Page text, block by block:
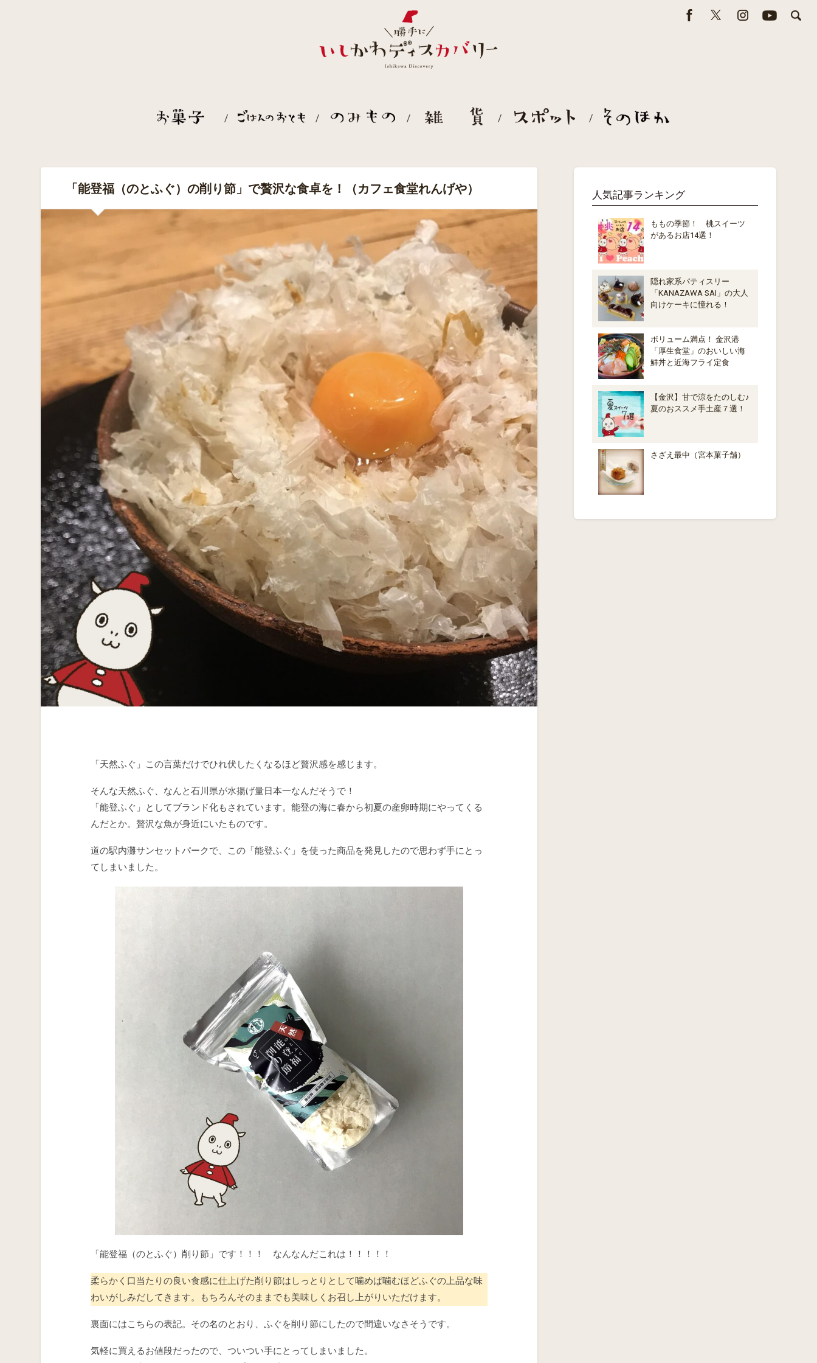
「能登福（のとふぐ）の削り節」で贅沢な食卓を！（カフェ食堂れんげや）
「天然ふぐ」この言葉だけでひれ伏したくなるほど贅沢感を感じます。
そんな天然ふぐ、なんと石川県が水揚げ量日本一なんだそうで！
「能登ふぐ」としてブランド化もされています。能登の海に春から初夏の産卵時期にやってくる
んだとか。贅沢な魚が身近にいたものです。
道の駅内灘サンセットパークで、この「能登ふぐ」を使った商品を発見したので思わず手にとっ
てしまいました。
「能登福（のとふぐ）削り節」です！！！ なんなんだこれは！！！！！
柔らかく口当たりの良い食感に仕上げた削り節はしっとりとして噛めば噛むほどふぐの上品な味
わいがしみだしてきます。もちろんそのままでも美味しくお召し上がりいただけます。
裏面にはこちらの表記。その名のとおり、ふぐを削り節にしたので間違いなさそうです。
気軽に買えるお値段だったので、ついつい手にとってしまいました。
人気記事ランキング
ももの季節！ 桃スイーツ
があるお店14選！
隠れ家系パティスリー
「KANAZAWA SAI」の大人
向けケーキに憧れる！
ボリューム満点！ 金沢港
「厚生食堂」のおいしい海
鮮丼と近海フライ定食
【金沢】甘で涼をたのしむ♪
夏のおススメ手土産７選！
さざえ最中（宮本菓子舗）